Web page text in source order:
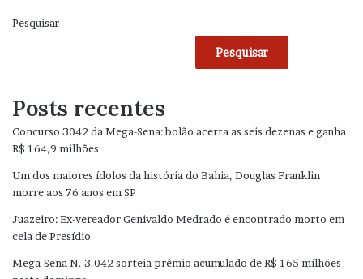
Pesquisar
Pesquisar
Posts recentes
Concurso 3042 da Mega-Sena: bolão acerta as seis dezenas e ganha
R$ 164,9 milhões
Um dos maiores ídolos da história do Bahia, Douglas Franklin
morre aos 76 anos em SP
Juazeiro: Ex-vereador Genivaldo Medrado é encontrado morto em
cela de Presídio
Mega-Sena N. 3.042 sorteia prêmio acumulado de R$ 165 milhões